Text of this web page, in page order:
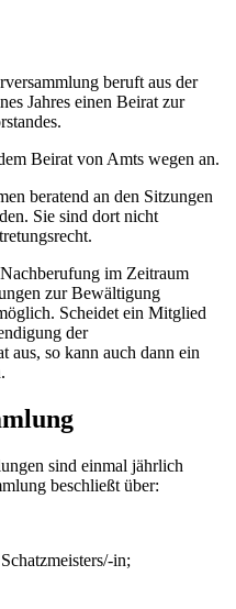
beruft aus der
Jahres einen Beirat zur
Beirat von Amts wegen an.
beratend an den Sitzungen
Sie sind dort nicht
im Zeitraum
zur Bewältigung
Scheidet ein Mitglied
der
aus, so kann auch dann ein
sind einmal jährlich
beschließt über:
in;